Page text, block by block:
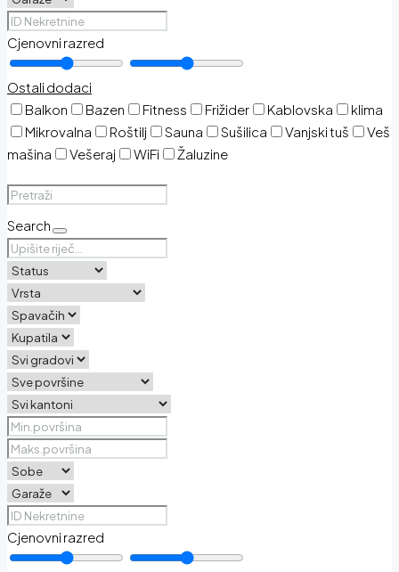
Cjenovni razred
Ostali dodaci
Balkon
Bazen Fitness Frižider Kablovska
klima
Mikrovalna
Roštilj Sauna Sušilica Vanjski tuš
Veš
mašina
Vešeraj WiFi Žaluzine
Search
Cjenovni razred